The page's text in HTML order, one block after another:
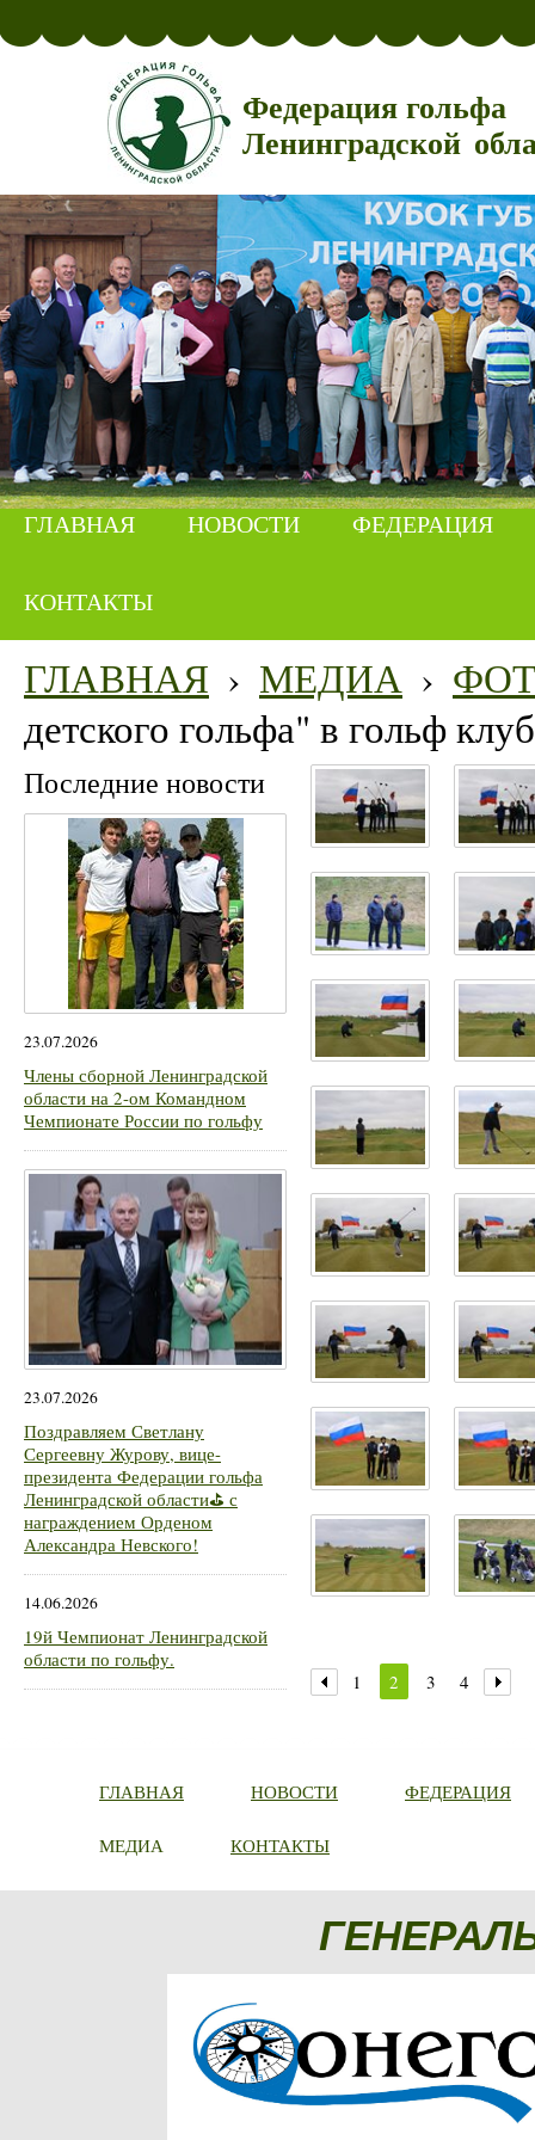
Федерация гольфа
Ленинградской
ГЛАВНАЯ НОВОСТИ ФЕДЕРАЦИЯ
КОНТАКТЫ
ГЛАВНАЯ › МЕДИА ›
детского гольфа" в гольф
Последние новости
23.07.2026
Члены сборной Ленинградской
области на 2-ом Командном
Чемпионате России по гольфу
23.07.2026
Поздравляем Светлану
Сергеевну Журову, вице-
президента Федерации гольфа
Ленинградской области⛳ с
награждением Орденом
Александра Невского!
14.06.2026
19й Чемпионат Ленинградской
области по гольфу.
1
2 3 4
ГЛАВНАЯ НОВОСТИ ФЕДЕРАЦИЯ
МЕДИА КОНТАКТЫ